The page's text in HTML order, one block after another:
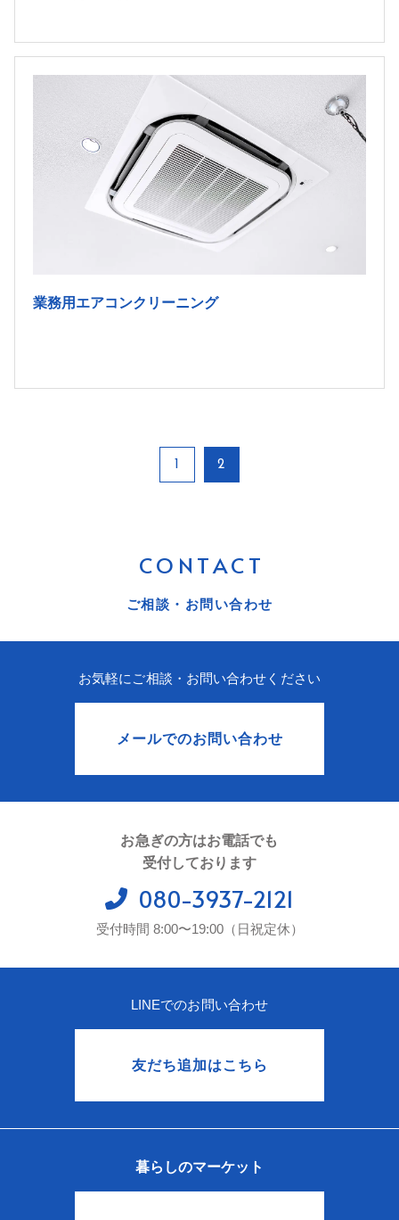
業務用エアコンクリーニング
1 2
CONTACT
ご相談・お問い合わせ
お気軽にご相談・お問い合わせください
メールでのお問い合わせ
お急ぎの方はお電話でも
受付しております
080-3937-2121
受付時間 8:00〜19:00（日祝定休）
LINEでのお問い合わせ
友だち追加はこちら
暮らしのマーケット